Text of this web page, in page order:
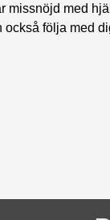
med
följa med